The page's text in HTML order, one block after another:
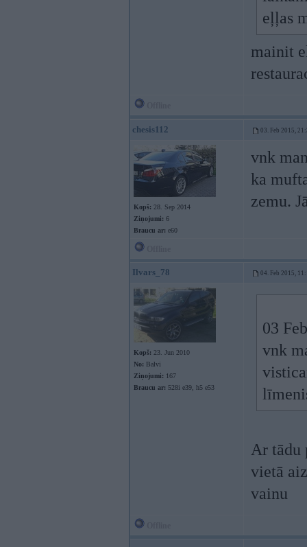
eļļas
mainit
chesis112 03. Feb 2015,
Kopš: 28. Sep 2014
Ziņojumi: 6
Braucu ar: e60
vnk
ka
zemu.
Ilvars_78 04. Feb 2015,
Kopš: 23. Jun 2010
No: Balvi
Ziņojumi: 167
Braucu ar: 528i e39, h5 e53
03
vnk
Ar tādu
vietā
vainu